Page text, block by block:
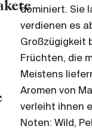
dominiert. Sie
verdienen es
Großzügigkeit
Früchten, die
Meistens
Aromen von
verleiht ihnen
Noten: Wild,